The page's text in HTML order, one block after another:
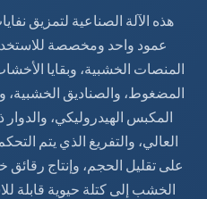
هذه الآلة الصناعية لتمزيق
عمود واحد ومخصصة
المضغوط، والصناديق الخشبية،
المكبس الهيدروليكي،
العالي، والتفريغ الذي يتم
على تقليل الحجم، وإنتاج
الخشب إلى كتلة حيوية قابلة